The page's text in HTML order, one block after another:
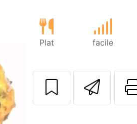
Suivant
Plat facile